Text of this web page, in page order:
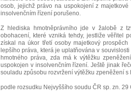
osob, jejichž právo na uspokojení z
insolvenčním řízení porušeno.
Z hlediska hmotněprávního jde v žalobě z
obohacení, které vzniká tehdy, jestliže věřitel
získal na úkor třetí osoby majetkový
lepšího práva, která je uplatňována v
hmotného práva, zda má k výtěžku
uspokojen v insolvenčním řízení. Ještě jinak
souladu způsobu rozvržení výtěžku zpeněžení s
podle rozsudku Nejvyššího soudu ČR sp. zn.